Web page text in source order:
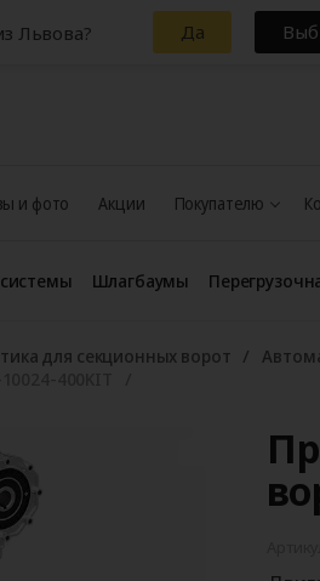
и фото Акции Покупателю
гаражных ворот
Шлагбаумы
для секционных ворот
Львова? Да